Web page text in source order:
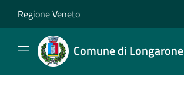
Regione Veneto
Comune di Longarone